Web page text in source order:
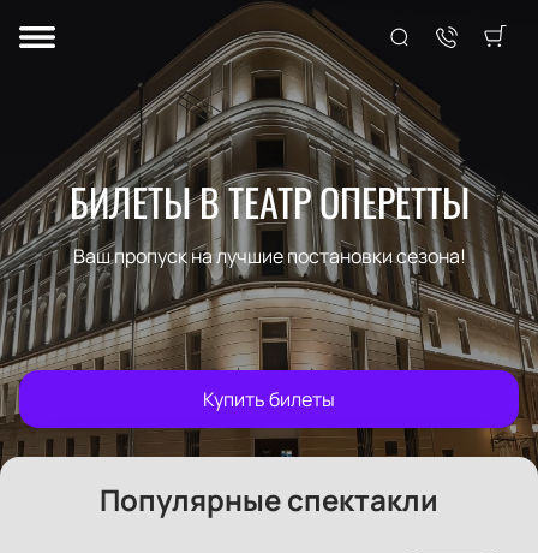
БИЛЕТЫ В ТЕАТР ОПЕРЕТТЫ
Ваш пропуск на лучшие постановки сезона!
Купить билеты
Популярные спектакли